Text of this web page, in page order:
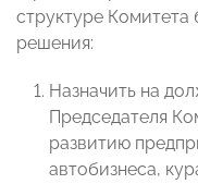
структуре
решения:
Назначить на
Председателя
развитию
автобизнеса,